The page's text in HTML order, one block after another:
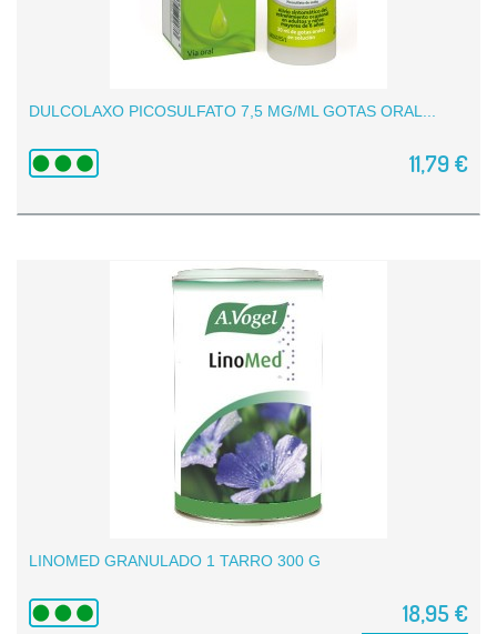
DULCOLAXO PICOSULFATO 7,5 MG/ML GOTAS ORAL...
11,79 €
LINOMED GRANULADO 1 TARRO 300 G
18,95 €